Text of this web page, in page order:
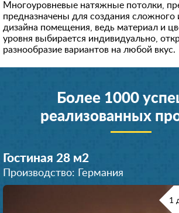
Многоуровневые натяжные потолки,
предназначены для создания сложного
дизайна помещения, ведь материал и
уровня выбирается индивидуально,
разнообразие вариантов на любой вкус.
Более 1000
реализованных
Гостиная 28 м2
Производство: Германия
1